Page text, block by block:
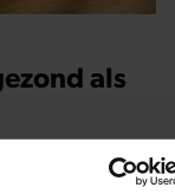
als
of ga